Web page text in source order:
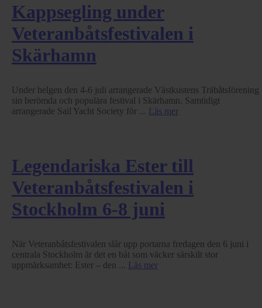
Kappsegling under
Veteranbåtsfestivalen i
Skärhamn
Under helgen den 4-6 juli arrangerade Västkustens Träbåtsförening
sin berömda och populära festival i Skärhamn. Samtidigt
arrangerade Sail Yacht Society för ... Läs mer
Legendariska Ester till
Veteranbåtsfestivalen i
Stockholm 6-8 juni
När Veteranbåtsfestivalen slår upp portarna fredagen den 6 juni i
centrala Stockholm är det en båt som väcker särskilt stor
uppmärksamhet: Ester – den ... Läs mer